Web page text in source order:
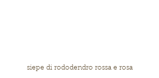
siepe di rododendro rossa e rosa